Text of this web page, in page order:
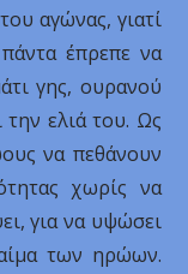
αγώνας, γιατί
έπρεπε να
γης, ουρανού
την ελιά του. Ως
να πεθάνουν
χωρίς να
για να υψώσει
των ηρώων.